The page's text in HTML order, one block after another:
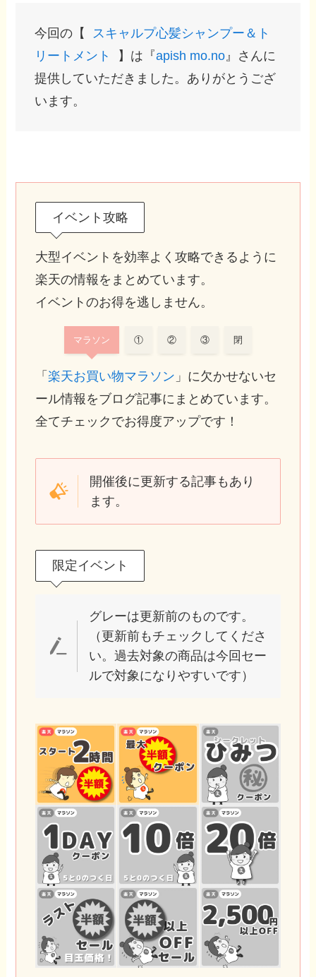
今回の【 スキャルプ心髪シャンプー＆ト
リートメント
】は『apish mo.no』さんに
提供していただきました。ありがとうござ
います。
イベント攻略
大型イベントを効率よく攻略できるように
楽天の情報をまとめています。
イベントのお得を逃しません。
マラソン ① ② ③ 閉
「楽天お買い物マラソン 」に欠かせないセ
ール情報をブログ記事にまとめています。
全てチェックでお得度アップです！
開催後に更新する記事もあり
ます。
限定イベント
グレーは更新前のものです。
（更新前もチェックしてくださ
い。過去対象の商品は今回セー
ルで対象になりやすいです）